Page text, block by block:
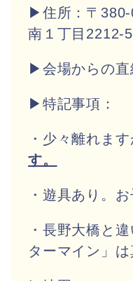
▶住所：〒380-
南１丁目2212‐5
▶会場からの直
▶特記事項：
・少々離れま
す。
・遊具あり。
・長野大橋と
ターマイン」は